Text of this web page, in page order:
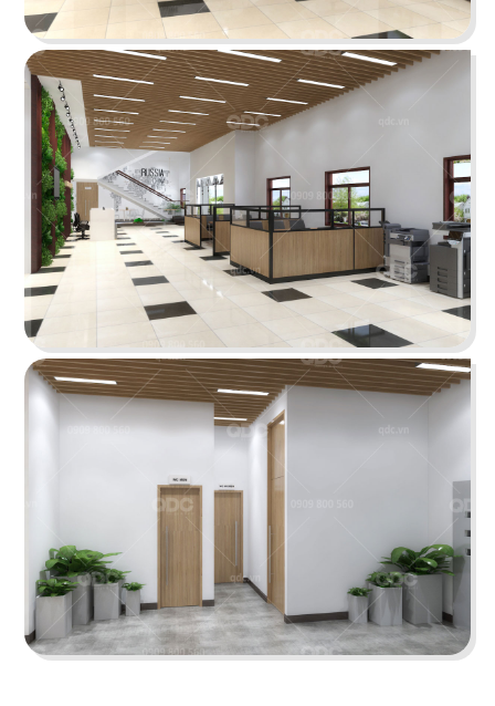
INCICO
Phong cách hiện đại, nội thất hướng đến sự đơn
giản và tinh gọn mang lại một môi trường làm
Chi tiết